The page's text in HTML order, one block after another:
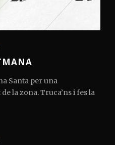
Santa per una
la zona. Truca’ns i fes la